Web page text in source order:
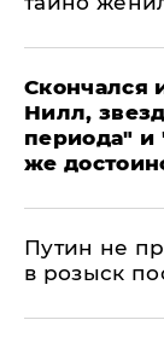
Скончался
Нилл,
периода"
же
Путин не
в розыск